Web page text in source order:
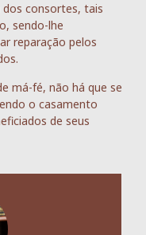
dos consortes, tais
sendo-lhe
reparação pelos
má-fé, não há que se
o casamento
de seus